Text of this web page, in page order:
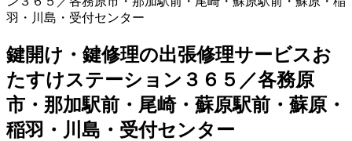
羽・川島・受付センター
鍵開け・鍵修理の出張修理サービスお
たすけステーション３６５／各務原
市・那加駅前・尾崎・蘇原駅前・蘇原・
稲羽・川島・受付センター